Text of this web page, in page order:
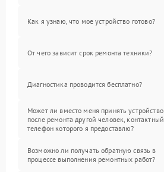
Как я узнаю, что мое устройство готово?
От чего зависит срок ремонта техники?
Диагностика проводится бесплатно?
Может ли вместо меня принять устройство
после ремонта другой человек, контактный
телефон которого я предоставлю?
Возможно ли получать обратную связь в
процессе выполнения ремонтных работ?